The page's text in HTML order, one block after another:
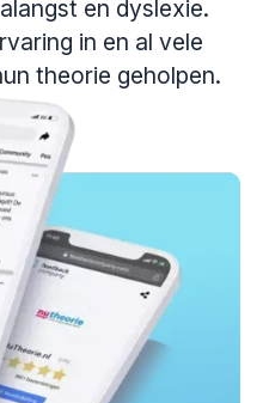
en dyslexie.
in en al vele
theorie geholpen.